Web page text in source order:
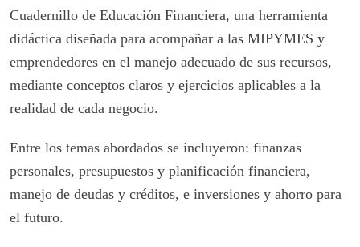
Cuadernillo de Educación Financiera, una herramienta
didáctica diseñada para acompañar a las MIPYMES y
emprendedores en el manejo adecuado de sus recursos,
mediante conceptos claros y ejercicios aplicables a la
realidad de cada negocio.
Entre los temas abordados se incluyeron: finanzas
personales, presupuestos y planificación financiera,
manejo de deudas y créditos, e inversiones y ahorro para
el futuro.